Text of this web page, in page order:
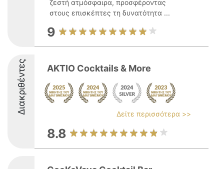
ζεστή ατμόσφαιρα, προσφέροντας
στους επισκέπτες τη δυνατότητα ...
9
Διακριθέντες AKTIO Cocktails & More
Δείτε περισσότερα >>
8.8